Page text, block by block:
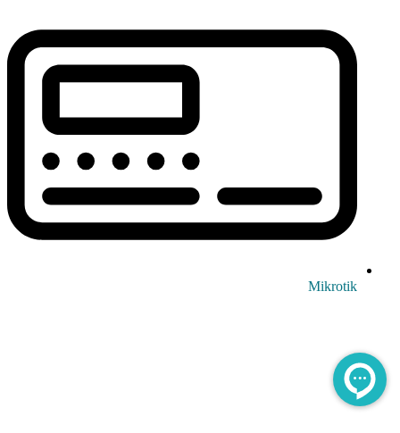
Mikrotik